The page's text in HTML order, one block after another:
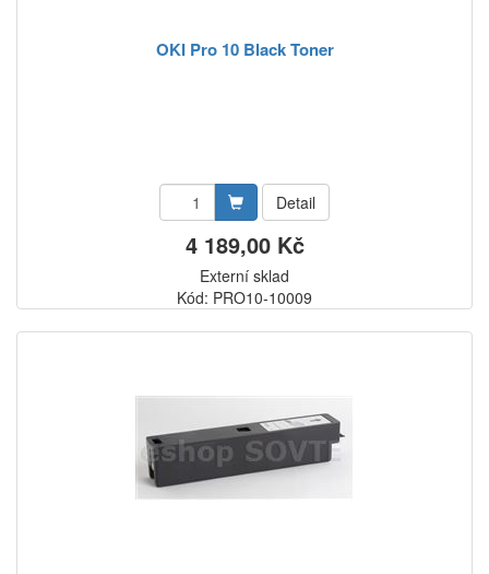
OKI Pro 10 Black Toner
Detail
4 189,00 Kč
Externí sklad
Kód: PRO10-10009